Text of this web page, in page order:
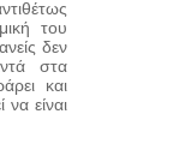
του
δεν
στα
και
είναι